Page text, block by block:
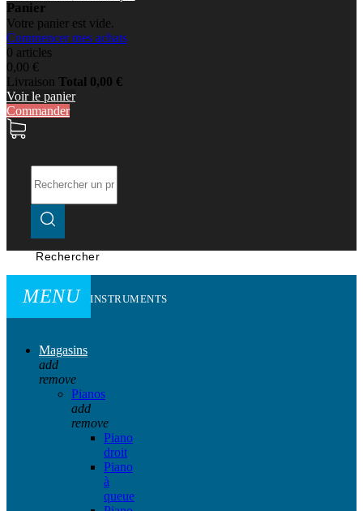
Panier
Votre panier est vide.
Commencer mes achats
0 articles
0,00 €
Livraison Total 0,00 €
Voir le panier
Commander
Rechercher
MENU INSTRUMENTS
Magasins
add
remove
Pianos
add
remove
Piano
droit
Piano
à
queue